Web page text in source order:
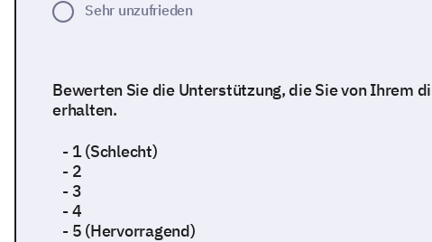
Sehr unzufrieden
Bewerten Sie die Unterstützung, die Sie von Ihrem
erhalten.
- 1 (Schlecht)
- 2
- 3
- 4
- 5 (Hervorragend)